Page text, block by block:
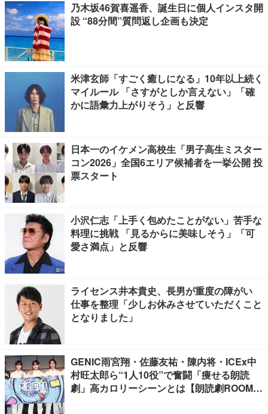
乃木坂46賀喜遥香、誕生日に個人インスタ開
設 “88分間”質問返し企画も決定
米津玄師「すごく癒しになる」10年以上続く
マイルール 「さすがとしか言えない」「確
かに語彙力上がりそう」と反響
日本一のイケメン高校生「男子高生ミスター
コン2026」全国6エリア候補者を一挙公開 投
票スタート
小沢仁志「上手く包めたことがない」苦手な
料理に挑戦 「見るからに美味しそう」「可
愛さ満点」と反響
ライセンス井本貴史、長男が重度の障がい
仕事を整理「少しお休みさせていただくこと
となりました」
GENIC雨宮翔・佐藤友祐・陳内将・ICEx中
村旺太郎ら“1人10役”で奮闘「痩せる朗読
劇」高カロリーシーンとは【朗読劇ROOM2